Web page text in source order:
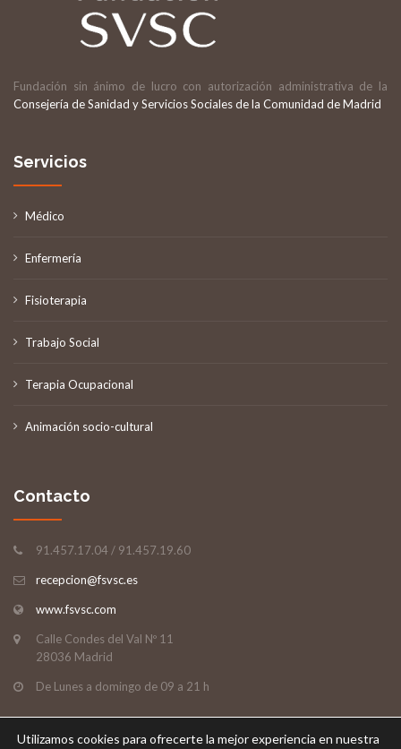
Fundación sin ánimo de lucro con autorización administrativa de la
Consejería de Sanidad y Servicios Sociales de la Comunidad de Madrid
Servicios
Médico
Enfermería
Fisioterapia
Trabajo Social
Terapia Ocupacional
Animación socio-cultural
Contacto
91.457.17.04 / 91.457.19.60
recepcion@fsvsc.es
www.fsvsc.com
Calle Condes del Val Nº 11
28036 Madrid
De Lunes a domingo de 09 a 21 h
Utilizamos cookies para ofrecerte la mejor experiencia en nuestra